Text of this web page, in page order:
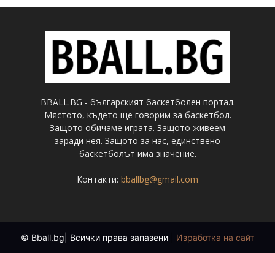
BBALL.BG - българският баскетболен портал.
Мястото, където ще говорим за баскетбол.
Защото обичаме играта. Защото живеем
заради нея. Защото за нас, единствено
баскетболът има значение.
Контакти: bballbg@gmail.com
© Bball.bg| Всички права запазени Изработка на сайт